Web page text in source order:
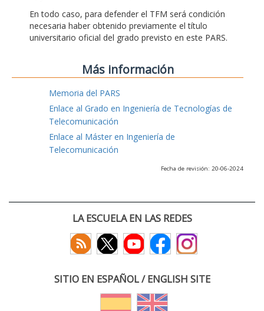
En todo caso, para defender el TFM será condición
necesaria haber obtenido previamente el título
universitario oficial del grado previsto en este PARS.
Más información
Memoria del PARS
Enlace al Grado en Ingeniería de Tecnologías de
Telecomunicación
Enlace al Máster en Ingeniería de
Telecomunicación
Fecha de revisión: 20-06-2024
LA ESCUELA EN LAS REDES
SITIO EN ESPAÑOL / ENGLISH SITE